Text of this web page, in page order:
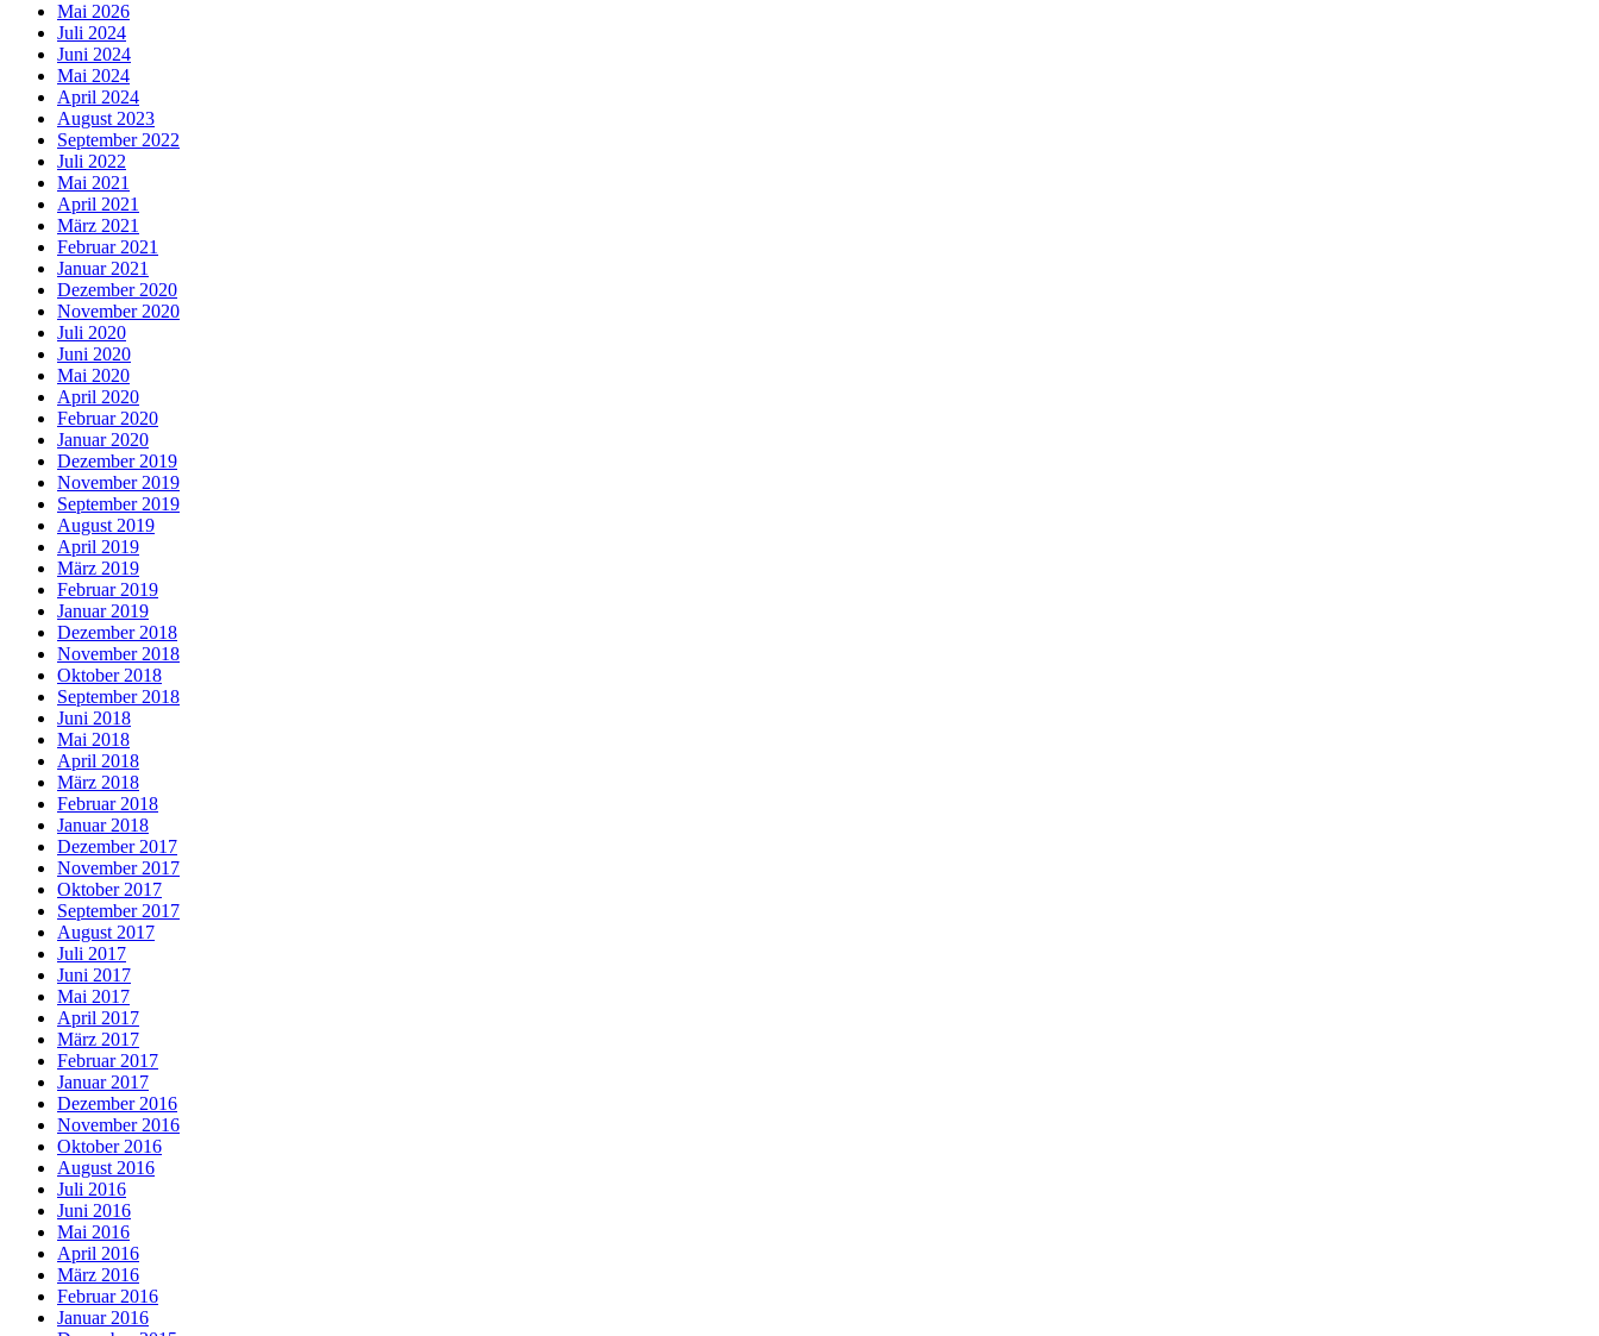
Mai 2026
Juli 2024
Juni 2024
Mai 2024
April 2024
August 2023
September 2022
Juli 2022
Mai 2021
April 2021
März 2021
Februar 2021
Januar 2021
Dezember 2020
November 2020
Juli 2020
Juni 2020
Mai 2020
April 2020
Februar 2020
Januar 2020
Dezember 2019
November 2019
September 2019
August 2019
April 2019
März 2019
Februar 2019
Januar 2019
Dezember 2018
November 2018
Oktober 2018
September 2018
Juni 2018
Mai 2018
April 2018
März 2018
Februar 2018
Januar 2018
Dezember 2017
November 2017
Oktober 2017
September 2017
August 2017
Juli 2017
Juni 2017
Mai 2017
April 2017
März 2017
Februar 2017
Januar 2017
Dezember 2016
November 2016
Oktober 2016
August 2016
Juli 2016
Juni 2016
Mai 2016
April 2016
März 2016
Februar 2016
Januar 2016